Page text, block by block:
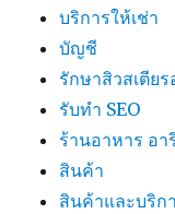
บริการให้เช่า
บัญชี
รักษาสิวสเตีย
รับทำ SEO
ร้านอาหาร อา
สินค้า
สินค้าและบริก